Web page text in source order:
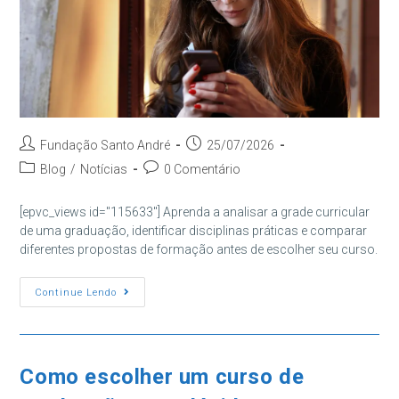
Autor
do
Fundação Santo André
Post
publicado:
25/07/2026
Categoria
post:
Blog / Notícias
Comentários
post:
0 Comentário
[epvc_views id="115633"] Aprenda a analisar a grade curricular
de uma graduação, identificar disciplinas práticas e comparar
diferentes propostas de formação antes de escolher seu curso.
Continue Lendo
Como
Analisar
Escolher
Como escolher um curso de